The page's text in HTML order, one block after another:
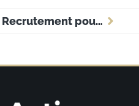
Recrutement pour la durabilité : enjeux et opportunités dans l’agribusiness